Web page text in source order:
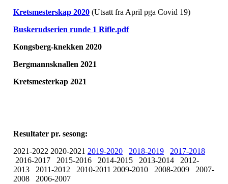
Kretsmesterskap 2020 (Utsatt fra April pga Covid 19)
Buskerudserien runde 1 Rifle.pdf
Kongsberg-knekken 2020
Bergmannsknallen 2021
Kretsmesterkap 2021
Resultater pr. sesong:
2021-2022 2020-2021 2019-2020 2018-2019
2017-2018
2016-2017 2015-2016 2014-2015 2013-2014 2012-
2013 2011-2012 2010-2011 2009-2010 2008-2009 2007-
2008 2006-2007